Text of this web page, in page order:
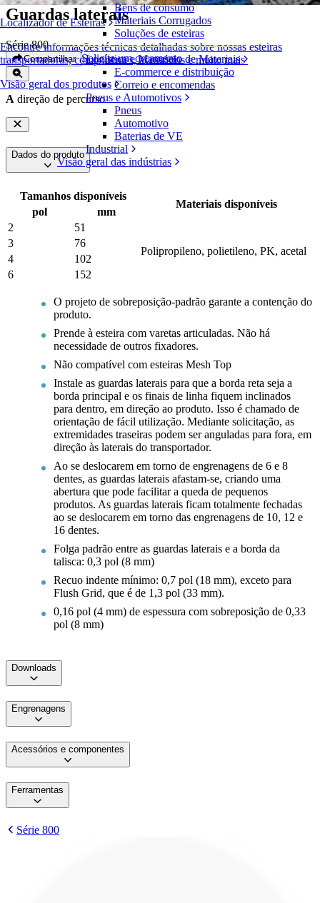
Localizador de Esteiras
Encontre informações técnicas detalhadas sobre nossas esteiras
transportadoras, componentes, acessórios e muito mais
Visão geral dos produtos
Bens de consumo
Materiais Corrugados
Soluções de esteiras
Logística e Manuseio de Materiais
E-commerce e distribuição
Correio e encomendas
Pneus e Automotivos
Pneus
Automotivo
Baterias de VE
Industrial
Visão geral das indústrias
Guardas laterais
Série 800
Compartilhar Solicite um orçamento
A direção de percurso
Dados do produto
Tamanhos disponíveis
Materiais disponíveis
pol
mm
2
51
Polipropileno, polietileno, PK, acetal
3
76
4
102
6
152
O projeto de sobreposição-padrão garante a contenção do
produto.
Prende à esteira com varetas articuladas. Não há
necessidade de outros fixadores.
Não compatível com esteiras Mesh Top
Instale as guardas laterais para que a borda reta seja a
borda principal e os finais de linha fiquem inclinados
para dentro, em direção ao produto. Isso é chamado de
orientação de fácil utilização. Mediante solicitação, as
extremidades traseiras podem ser anguladas para fora, em
direção às laterais do transportador.
Ao se deslocarem em torno de engrenagens de 6 e 8
dentes, as guardas laterais afastam-se, criando uma
abertura que pode facilitar a queda de pequenos
produtos. As guardas laterais ficam totalmente fechadas
ao se deslocarem em torno das engrenagens de 10, 12 e
16 dentes.
Folga padrão entre as guardas laterais e a borda da
talisca: 0,3 pol (8 mm)
Recuo indente mínimo: 0,7 pol (18 mm), exceto para
Flush Grid, que é de 1,3 pol (33 mm).
0,16 pol (4 mm) de espessura com sobreposição de 0,33
pol (8 mm)
Downloads
Engrenagens
Acessórios e componentes
Ferramentas
Série 800